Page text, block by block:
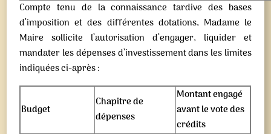
Compte tenu de la connaissance tardive des bases
d’imposition et des différentes dotations, Madame le
Maire sollicite l’autorisation d’engager, liquider et
mandater les dépenses d’investissement dans les limites
indiquées ci-après :
Budget
Chapitre de
dépenses
Montant engagé
avant le vote des
crédits